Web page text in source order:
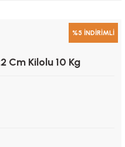
Cm Kilolu 10 Kg
%5 İNDİRİMLİ